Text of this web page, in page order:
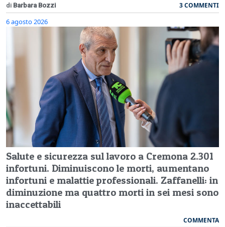
di Barbara Bozzi 3 COMMENTI
6 agosto 2026
Salute e sicurezza sul lavoro a Cremona 2.301
infortuni. Diminuiscono le morti, aumentano
infortuni e malattie professionali. Zaffanelli: in
diminuzione ma quattro morti in sei mesi sono
inaccettabili
COMMENTA